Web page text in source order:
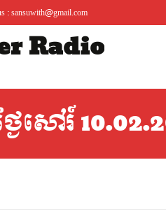
: sansuwith@gmail.com
Radio
ៃសៅរ៍